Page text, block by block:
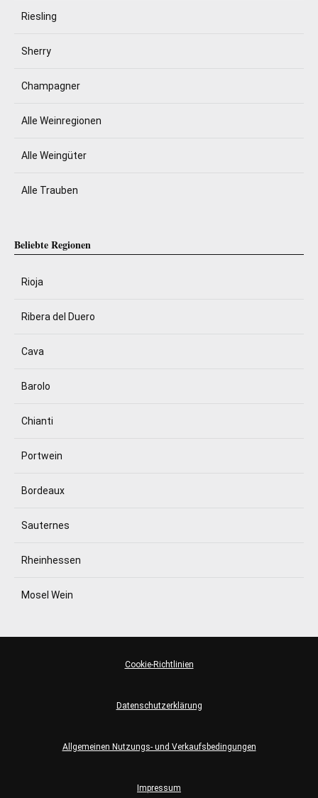
Riesling
Sherry
Champagner
Alle Weinregionen
Alle Weingüter
Alle Trauben
Beliebte Regionen
Rioja
Ribera del Duero
Cava
Barolo
Chianti
Portwein
Bordeaux
Sauternes
Rheinhessen
Mosel Wein
Impressum
Allgemeinen Nutzungs- und Verkaufsbedingungen
Datenschutzerklärung
Cookie-Richtlinien